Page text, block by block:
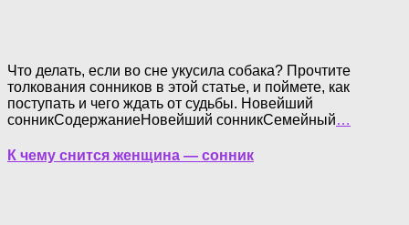
Что делать, если во сне укусила собака? Прочтите
толкования сонников в этой статье, и поймете, как
поступать и чего ждать от судьбы. Новейший
сонникСодержаниеНовейший сонникСемейный…
К чему снится женщина — сонник